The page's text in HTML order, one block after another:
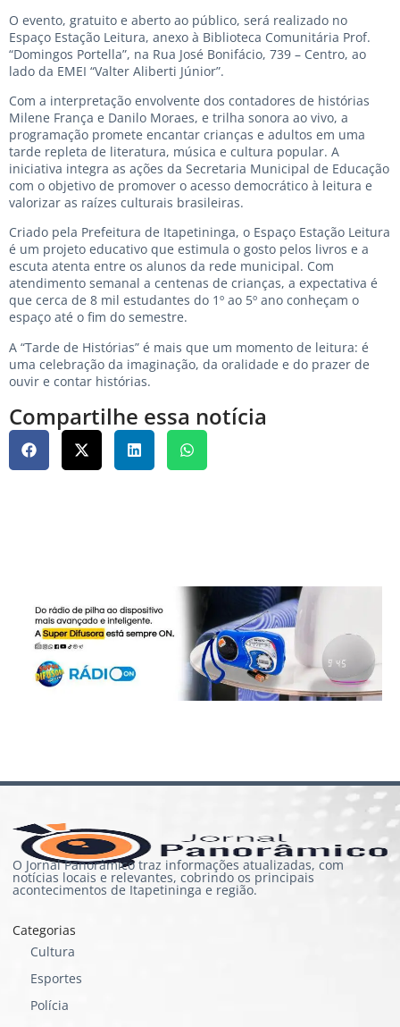
O evento, gratuito e aberto ao público, será realizado no
Espaço Estação Leitura, anexo à Biblioteca Comunitária Prof.
“Domingos Portella”, na Rua José Bonifácio, 739 – Centro, ao
lado da EMEI “Valter Aliberti Júnior”.
Com a interpretação envolvente dos contadores de histórias
Milene França e Danilo Moraes, e trilha sonora ao vivo, a
programação promete encantar crianças e adultos em uma
tarde repleta de literatura, música e cultura popular. A
iniciativa integra as ações da Secretaria Municipal de Educação
com o objetivo de promover o acesso democrático à leitura e
valorizar as raízes culturais brasileiras.
Criado pela Prefeitura de Itapetininga, o Espaço Estação Leitura
é um projeto educativo que estimula o gosto pelos livros e a
escuta atenta entre os alunos da rede municipal. Com
atendimento semanal a centenas de crianças, a expectativa é
que cerca de 8 mil estudantes do 1º ao 5º ano conheçam o
espaço até o fim do semestre.
A “Tarde de Histórias” é mais que um momento de leitura: é
uma celebração da imaginação, da oralidade e do prazer de
ouvir e contar histórias.
Compartilhe essa notícia
O Jornal Panorâmico traz informações atualizadas, com
notícias locais e relevantes, cobrindo os principais
acontecimentos de Itapetininga e região.
Categorias
Cultura
Esportes
Polícia